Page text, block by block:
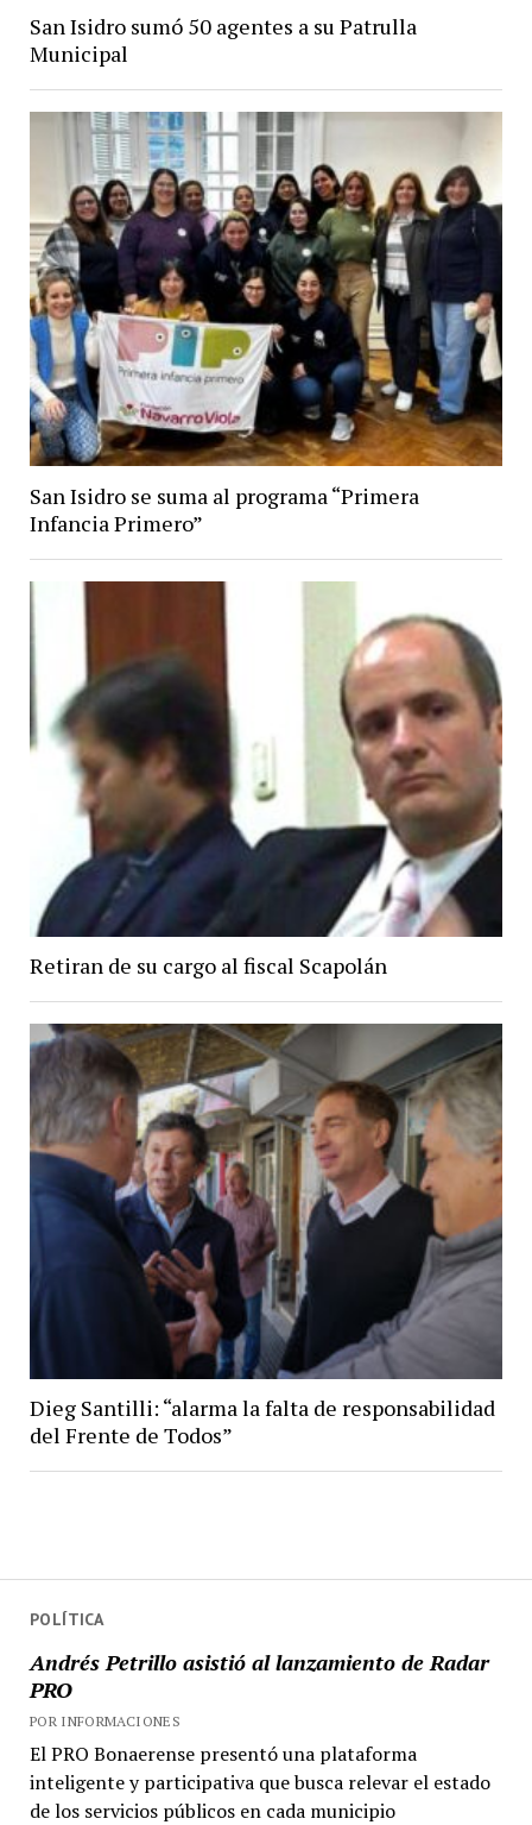
POLÍTICA
Andrés Petrillo asistió al lanzamiento de Radar
PRO
POR INFORMACIONES
El PRO Bonaerense presentó una plataforma
inteligente y participativa que busca relevar el estado
de los servicios públicos en cada municipio
San Isidro sumó 50 agentes a su Patrulla
Municipal
San Isidro se suma al programa “Primera
Infancia Primero”
Retiran de su cargo al fiscal Scapolán
Dieg Santilli: “alarma la falta de responsabilidad
del Frente de Todos”